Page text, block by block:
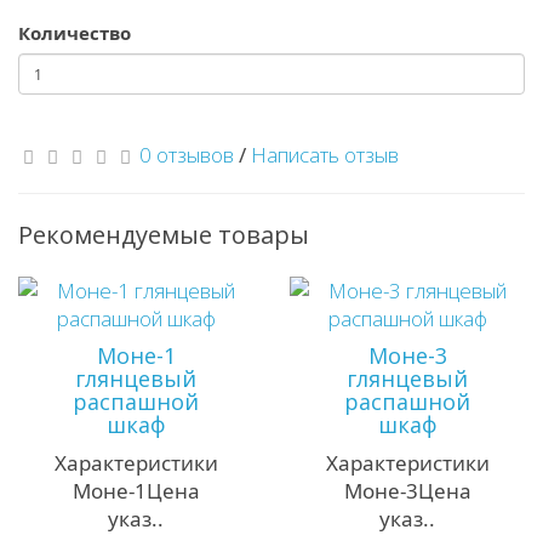
Количество
0 отзывов / Написать отзыв
Рекомендуемые товары
Моне-1
глянцевый
распашной
шкаф
Характеристики
Моне-1Цена
указ..
Моне-3
глянцевый
распашной
шкаф
Характеристики
Моне-3Цена
указ..